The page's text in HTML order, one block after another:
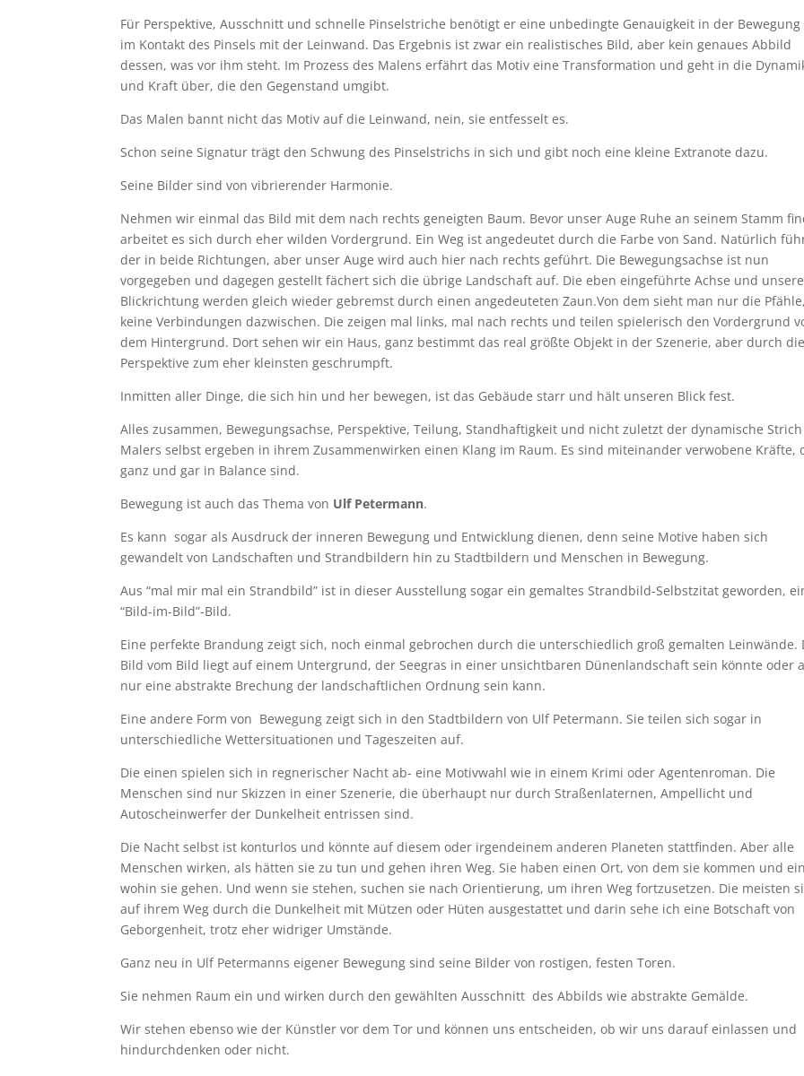
Für Perspektive, Ausschnitt und schnelle Pinselstriche benötigt er eine unbedingte Genauigkeit in der Bewegung
im Kontakt des Pinsels mit der Leinwand. Das Ergebnis ist zwar ein realistisches Bild, aber kein genaues Abbild
dessen, was vor ihm steht. Im Prozess des Malens erfährt das Motiv eine Transformation und geht in die
und Kraft über, die den Gegenstand umgibt.
Das Malen bannt nicht das Motiv auf die Leinwand, nein, sie entfesselt es.
Schon seine Signatur trägt den Schwung des Pinselstrichs in sich und gibt noch eine kleine Extranote dazu.
Seine Bilder sind vonvibrierender Harmonie.
Nehmen wir einmal das Bild mit dem nach rechts geneigten Baum. Bevor unser Auge Ruhe an seinem Stamm
arbeitet es sich durch eher wilden Vordergrund. Ein Weg ist angedeutet durch die Farbe von Sand. Natürlich
der in beide Richtungen, aber unser Auge wird auch hier nach rechts geführt. Die Bewegungsachse ist nun
vorgegeben und dagegen gestellt fächert sich die übrige Landschaft auf. Die eben eingeführte Achse und unsere
Blickrichtung werden gleich wieder gebremst durch einen angedeuteten Zaun.Von dem sieht man nur die Pfähle,
keine Verbindungen dazwischen. Die zeigen mal links, mal nach rechts und teilen spielerisch den Vordergrund
dem Hintergrund. Dort sehen wir ein Haus, ganz bestimmt das real größte Objekt in der Szenerie, aber durch die
Perspektive zum eher kleinsten geschrumpft.
Inmitten aller Dinge, die sich hin und her bewegen, ist das Gebäude starr und hält unseren Blick fest.
Alles zusammen, Bewegungsachse, Perspektive, Teilung, Standhaftigkeit und nicht zuletzt der dynamische Strich
Malers selbst ergeben in ihrem Zusammenwirken einen Klang im Raum. Es sind miteinander verwobene Kräfte,
ganz und gar in Balance sind.
Bewegung ist auch das Thema von Ulf Petermann.
Es kann sogar als Ausdruck der inneren Bewegung und Entwicklung dienen, denn seine Motive haben sich
gewandelt von Landschaften und Strandbildern hin zu Stadtbildern und Menschen in Bewegung.
Aus “mal mir mal ein Strandbild” ist in dieser Ausstellung sogar ein gemaltes Strandbild-Selbstzitat geworden,
“Bild-im-Bild”-Bild.
Eine perfekte Brandung zeigt sich, noch einmal gebrochen durch die unterschiedlich groß gemalten Leinwände.
Bild vom Bild liegt auf einem Untergrund, der Seegras in einer unsichtbaren Dünenlandschaft sein könnte oder
nur eine abstrakte Brechung der landschaftlichen Ordnung sein kann.
Eine andere Form von Bewegung zeigt sich in den Stadtbildern von Ulf Petermann. Sie teilen sich sogar in
unterschiedliche Wettersituationen und Tageszeiten auf.
Die einen spielen sich in regnerischer Nacht ab- eine Motivwahl wie in einem Krimi oder Agentenroman. Die
Menschen sind nur Skizzen in einer Szenerie, die überhaupt nur durch Straßenlaternen, Ampellicht und
Autoscheinwerfer der Dunkelheit entrissen sind.
Die Nacht selbst ist konturlos und könnte auf diesem oder irgendeinem anderen Planeten stattfinden. Aber alle
Menschen wirken, als hätten sie zu tun und gehen ihren Weg. Sie haben einen Ort, von dem sie kommen und
wohin sie gehen. Und wenn sie stehen, suchen sie nach Orientierung, um ihren Weg fortzusetzen. Die meisten
auf ihrem Weg durch die Dunkelheit mit Mützen oder Hüten ausgestattet und darin sehe ich eine Botschaft von
Geborgenheit, trotz eher widriger Umstände.
Ganz neu in Ulf Petermanns eigener Bewegung sind seine Bilder von rostigen, festen Toren.
Sie nehmen Raum ein und wirken durch den gewählten Ausschnitt des Abbilds wie abstrakte Gemälde.
Wir stehen ebenso wie der Künstler vor dem Tor und können uns entscheiden, ob wir uns darauf einlassen und
hindurchdenken oder nicht.